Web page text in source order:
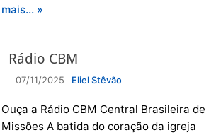
mais… »
Rádio CBM
07/11/2025 Eliel Stêvão
Ouça a Rádio CBM Central Brasileira de
Missões A batida do coração da igreja